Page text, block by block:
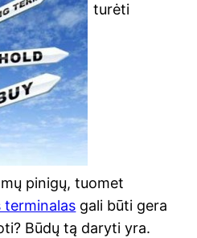
turėti
pinigų, tuomet
terminalas gali būti gera
Būdų tą daryti yra.